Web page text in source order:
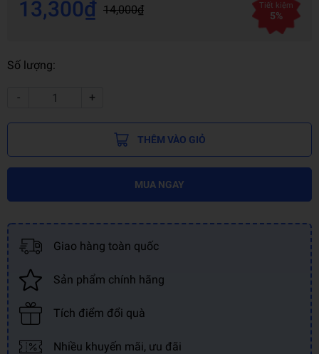
13,300₫ 14,000₫ Tiết kiệm
5%
Số lượng:
- +
THÊM VÀO GIỎ
MUA NGAY
Giao hàng toàn quốc
Sản phẩm chính hãng
Tích điểm đổi quà
Nhiều khuyến mãi, ưu đãi